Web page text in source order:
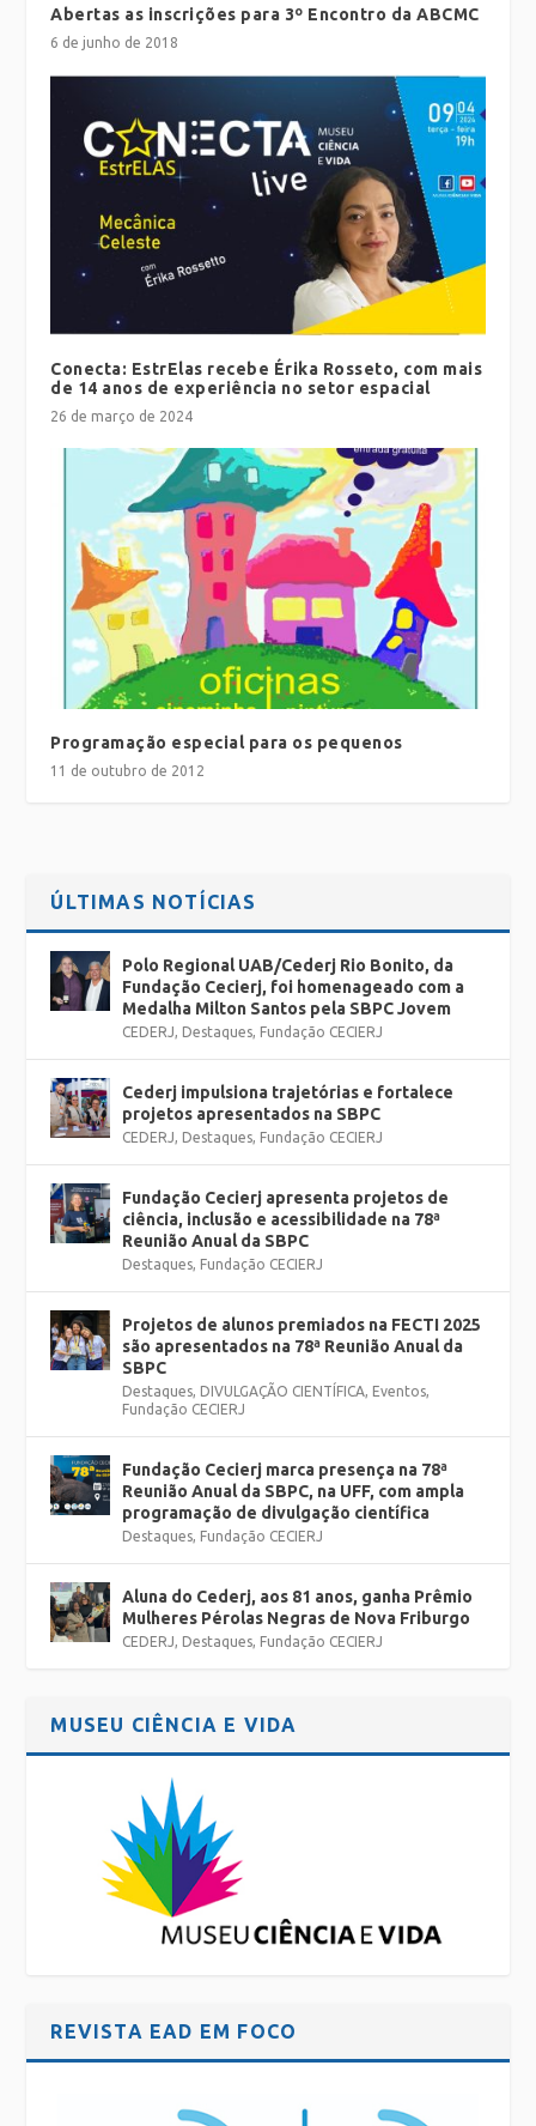
Abertas as inscrições para 3º Encontro da ABCMC
6 de junho de 2018
Conecta: EstrElas recebe Érika Rosseto, com mais
de 14 anos de experiência no setor espacial
26 de março de 2024
Programação especial para os pequenos
11 de outubro de 2012
ÚLTIMAS NOTÍCIAS
Polo Regional UAB/Cederj Rio Bonito, da
Fundação Cecierj, foi homenageado com a
Medalha Milton Santos pela SBPC Jovem
CEDERJ, Destaques, Fundação CECIERJ
Cederj impulsiona trajetórias e fortalece
projetos apresentados na SBPC
CEDERJ, Destaques, Fundação CECIERJ
Fundação Cecierj apresenta projetos de
ciência, inclusão e acessibilidade na 78ª
Reunião Anual da SBPC
Destaques, Fundação CECIERJ
Projetos de alunos premiados na FECTI 2025
são apresentados na 78ª Reunião Anual da
SBPC
Destaques, DIVULGAÇÃO CIENTÍFICA, Eventos,
Fundação CECIERJ
Fundação Cecierj marca presença na 78ª
Reunião Anual da SBPC, na UFF, com ampla
programação de divulgação científica
Destaques, Fundação CECIERJ
Aluna do Cederj, aos 81 anos, ganha Prêmio
Mulheres Pérolas Negras de Nova Friburgo
CEDERJ, Destaques, Fundação CECIERJ
MUSEU CIÊNCIA E VIDA
REVISTA EAD EM FOCO